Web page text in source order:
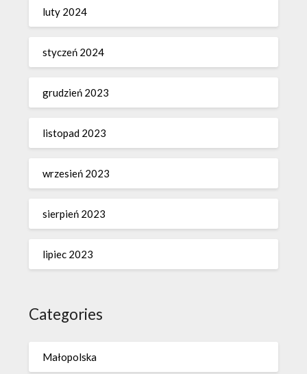
luty 2024
styczeń 2024
grudzień 2023
listopad 2023
wrzesień 2023
sierpień 2023
lipiec 2023
Categories
Małopolska